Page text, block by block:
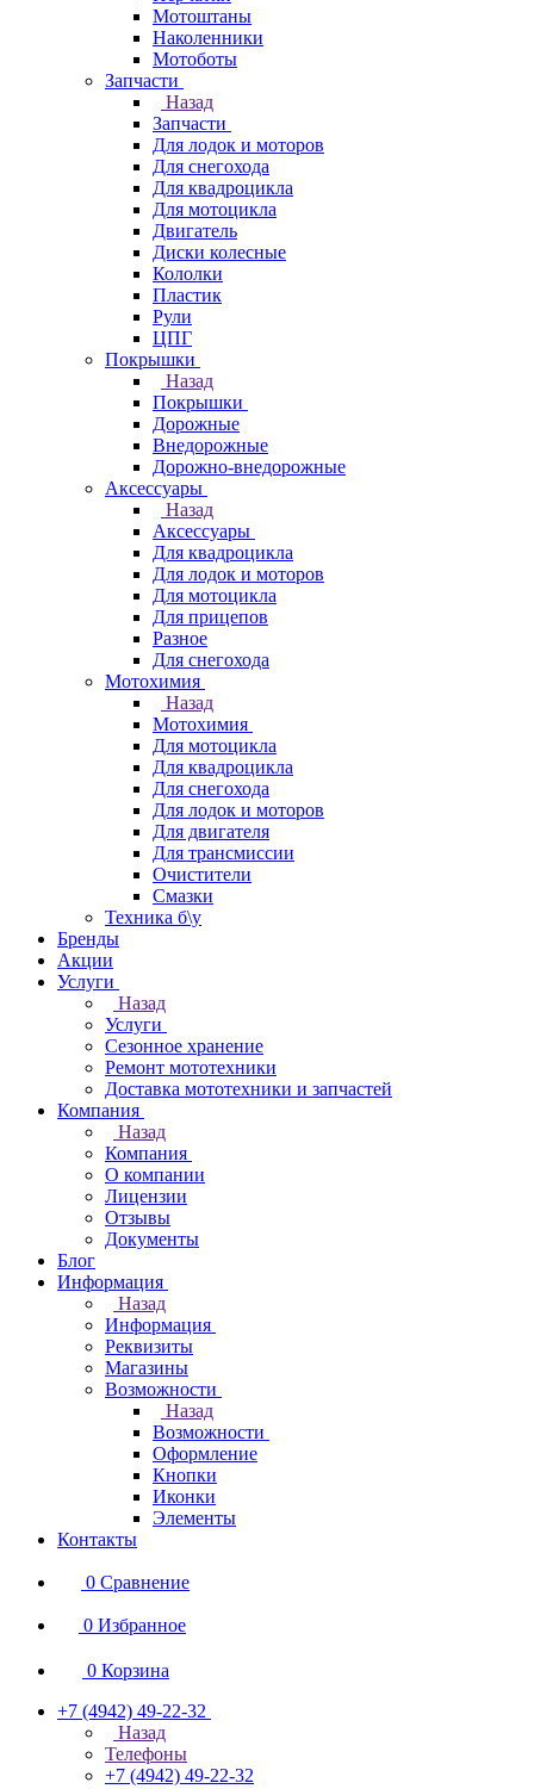
Мотоштаны
Наколенники
Мотоботы
Запчасти
Назад
Запчасти
Для лодок и моторов
Для снегохода
Для квадроцикла
Для мотоцикла
Двигатель
Диски колесные
Кололки
Пластик
Рули
ЦПГ
Покрышки
Назад
Покрышки
Дорожные
Внедорожные
Дорожно-внедорожные
Аксессуары
Назад
Аксессуары
Для квадроцикла
Для лодок и моторов
Для мотоцикла
Для прицепов
Разное
Для снегохода
Мотохимия
Назад
Мотохимия
Для мотоцикла
Для квадроцикла
Для снегохода
Для лодок и моторов
Для двигателя
Для трансмиссии
Очистители
Смазки
Техника б\у
Бренды
Акции
Услуги
Назад
Услуги
Сезонное хранение
Ремонт мототехники
Доставка мототехники и запчастей
Компания
Назад
Компания
О компании
Лицензии
Отзывы
Документы
Блог
Информация
Назад
Информация
Реквизиты
Магазины
Возможности
Назад
Возможности
Оформление
Кнопки
Иконки
Элементы
Контакты
0 Сравнение
0 Избранное
0 Корзина
+7 (4942) 49-22-32
Назад
Телефоны
+7 (4942) 49-22-32